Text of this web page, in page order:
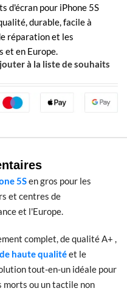
d'écran pour iPhone 5S
durable, facile à
réparation et les
et en Europe.
à la liste de souhaits
5Sen gros pour les
et centres de
et l'Europe.
complet, de qualité A+ ,
haute qualitéet le
tout-en-un idéale pour
morts ou un tactile non